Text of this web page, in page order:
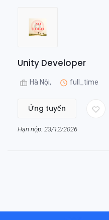
Unity Developer
Hà Nội, full_time
Ứng tuyển
Hạn nộp: 23/12/2026